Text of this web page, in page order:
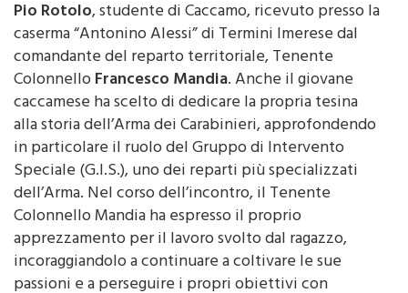
caserma “Antonino Alessi” di Termini Imerese dal
comandante del reparto territoriale, Tenente
ColonnelloFrancesco Mandia. Anche il giovane
caccamese ha scelto di dedicare la propria tesina
alla storia dell’Arma dei Carabinieri, approfondendo
in particolare il ruolo del Gruppo di Intervento
Speciale (G.I.S.), uno dei reparti più specializzati
dell’Arma. Nel corso dell’incontro, il Tenente
Colonnello Mandia ha espresso il proprio
apprezzamento per il lavoro svolto dal ragazzo,
incoraggiandolo a continuare a coltivare le sue
passioni e a perseguire i propri obiettivi con
impegno e determinazione.